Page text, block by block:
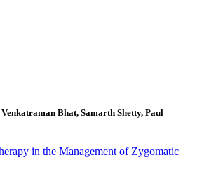
Bhat, Samarth Shetty, Paul
in the Management of Zygomatic